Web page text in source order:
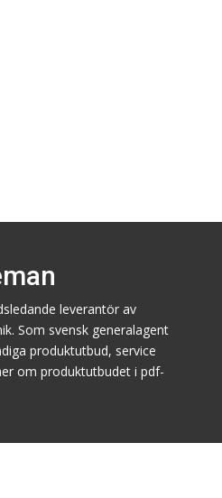
leverantör av
Som svensk generalagent
produktutbud, service
om produktutbudet i pdf-